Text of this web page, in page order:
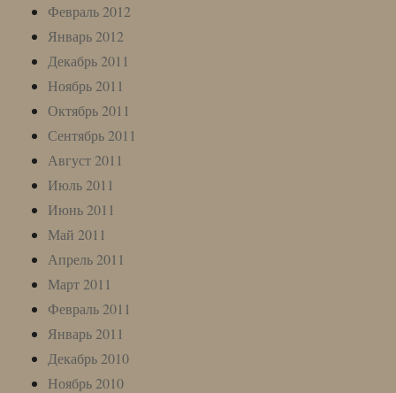
Февраль 2012
Январь 2012
Декабрь 2011
Ноябрь 2011
Октябрь 2011
Сентябрь 2011
Август 2011
Июль 2011
Июнь 2011
Май 2011
Апрель 2011
Март 2011
Февраль 2011
Январь 2011
Декабрь 2010
Ноябрь 2010